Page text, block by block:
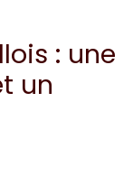
: une
un